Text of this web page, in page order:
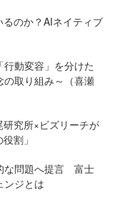
のか？AIネイティブ
行動変容」を分けた
の取り組み～（喜瀬
究所×ビズリーチが
割」
な問題へ提言 富士
ンジとは